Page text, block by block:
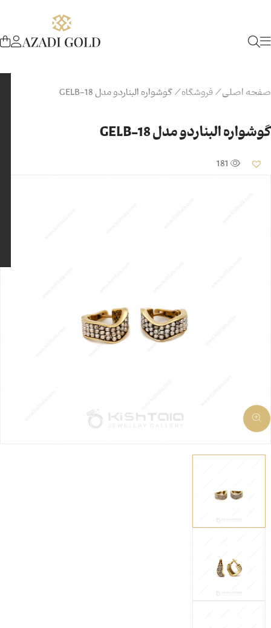
صفحه اصلی/فروشگاه/گوشواره البناردو مدل GELB-18
گوشواره البناردو مدل GELB-18
181